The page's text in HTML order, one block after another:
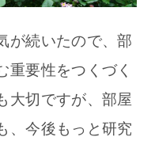
が続いたので、部
重要性をつくづく
大切ですが、部屋
、今後もっと研究